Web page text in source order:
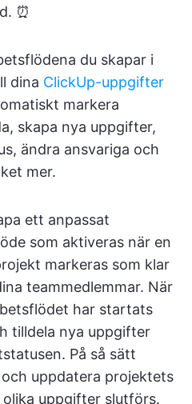
⏰
du skapar i
dina ClickUp-uppgifter
markera
skapa nya uppgifter,
ändra ansvariga och
mer.
ett anpassat
som aktiveras när en
markeras som klar
teammedlemmar. När
har startats
tilldela nya uppgifter
På så sätt
uppdatera projektets
uppgifter slutförs.